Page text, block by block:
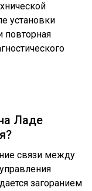
установки
повторная
Ладе
связи между
загоранием